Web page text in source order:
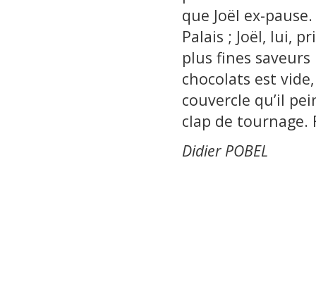
que Joël ex-
Palais ; Joël, lui,
plus fines
chocolats est
couvercle qu’il
clap de tournage.
Didier POBEL